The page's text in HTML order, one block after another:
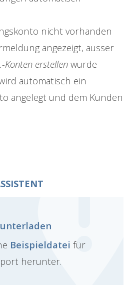
nicht vorhanden
angezeigt, ausser
Konten erstellen wurde
automatisch ein
angelegt und dem Kunden
Beispieldatei für
herunter.